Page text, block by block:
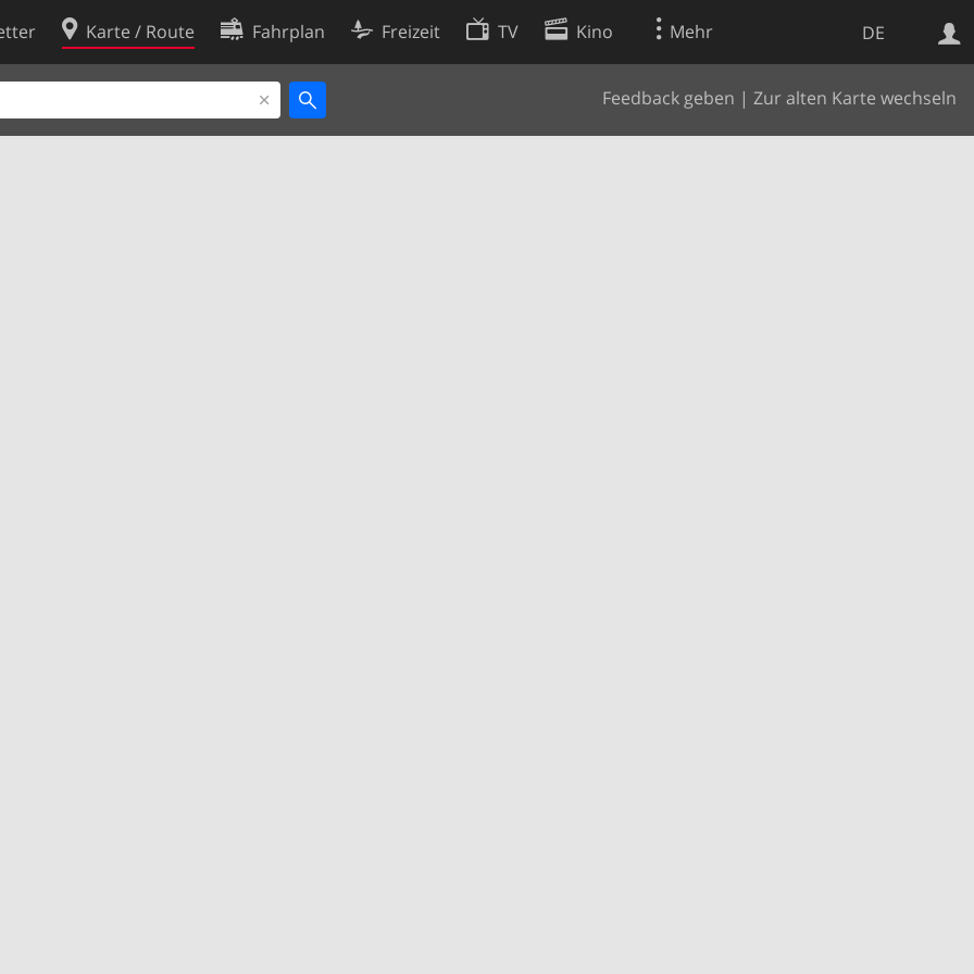
DE
Karte / Route Fahrplan Freizeit TV Kino Mehr
Feedback geben | Zur alten Karte wechseln
Websuche
Cookie-Richtlinie
Cookie-Einstellungen